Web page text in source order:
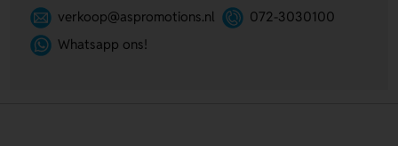
verkoop@aspromotions.nl
072-3030100
Whatsapp ons!